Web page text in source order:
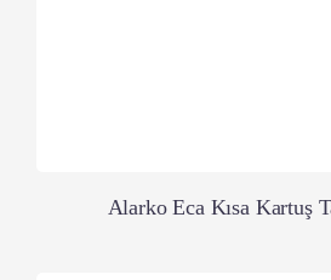
Alarko Eca Kısa Kartuş